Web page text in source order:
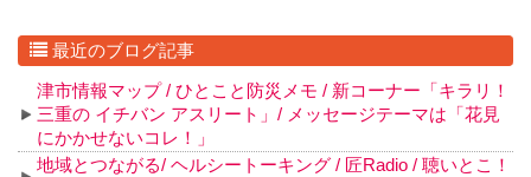
最近のブログ記事
津市情報マップ / ひとこと防災メモ / 新コーナー「キラリ！
三重の イチバン アスリート」/ メッセージテーマは「花見
にかかせないコレ！」
地域とつながる/ ヘルシートーキング / 匠Radio / 聴いとこ！